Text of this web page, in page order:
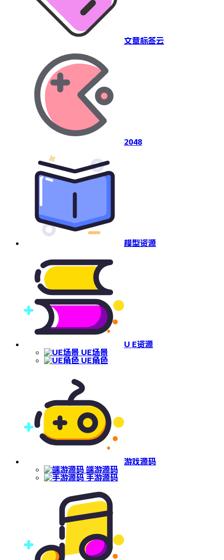
文章标签云
2048
模型资源
U E资源
UE场景
UE角色
游戏源码
端游源码
手游源码